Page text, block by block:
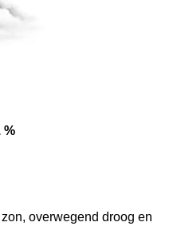
%
overwegend droog en